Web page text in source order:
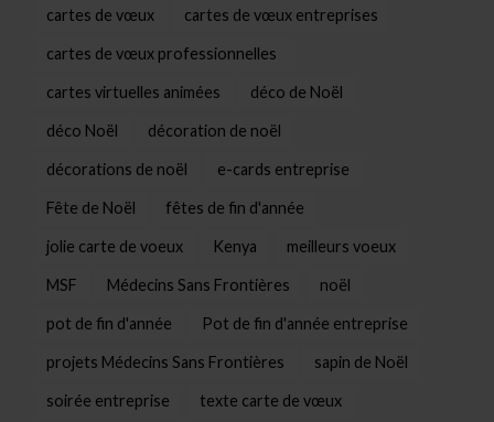
cartes de vœux cartes de vœux entreprises
cartes de vœux professionnelles
cartes virtuelles animées déco de Noël
déco Noël décoration de noël
décorations de noël e-cards entreprise
Fête de Noël fêtes de fin d'année
jolie carte de voeux Kenya meilleurs voeux
MSF Médecins Sans Frontières noël
pot de fin d'année Pot de fin d'année entreprise
projets Médecins Sans Frontières sapin de Noël
soirée entreprise texte carte de vœux